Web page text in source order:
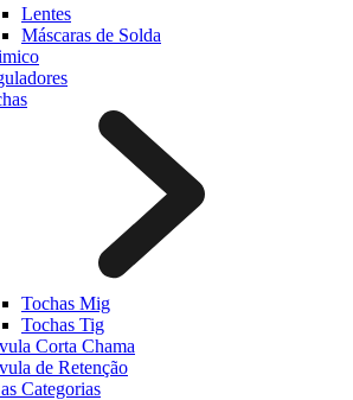
Lentes
Máscaras de Solda
Tochas Mig
Tochas Tig
Corta Chama
de Retenção
Categorias